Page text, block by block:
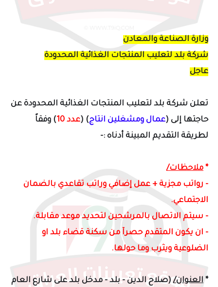
وزارة الصناعة والمعادن
شركة بلد لتعليب المنتجات الغذائية المحدودة
عاجل
تعلن شركة بلد لتعليب المنتجات الغذائية المحدودة عن
حاجتها إلى (عمال ومشغلين انتاج) (عدد 10 ) وفقاً
لطريقة التقديم المبينة أدناه :-
* ملاحظات/
- رواتب مجزية + عمل إضافي وراتب تقاعدي بالضمان
الاجتماعي.
- سيتم الاتصال بالمرشحين لتحديد موعد مقابلة.
- ان يكون المتقدم حصرآ من سكنة قضاء بلد او
الضلوعية ويثرب وما حولها.
* العنوان/(صلاح الدين - بلد - مدخل بلد على شارع العام